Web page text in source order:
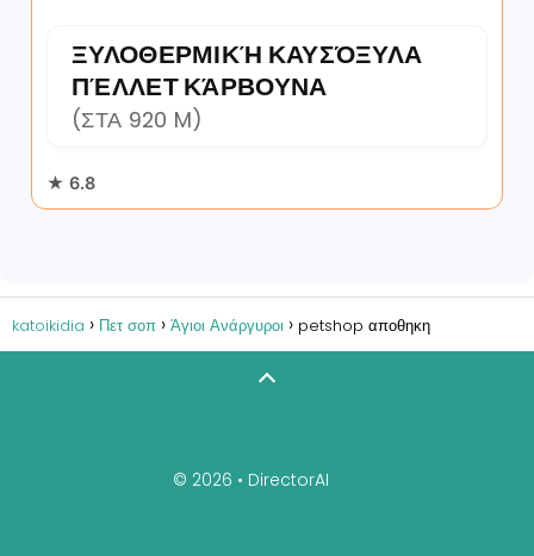
ΞΥΛΟΘΕΡΜΙΚΉ ΚΑΥΣΌΞΥΛΑ
ΠΈΛΛΕΤ ΚΆΡΒΟΥΝΑ
(ΣΤΑ 920 M)
★ 6.8
katoikidia Πετ σοπ Άγιοι Ανάργυροι petshop αποθηκη
© 2026 • DirectorAI